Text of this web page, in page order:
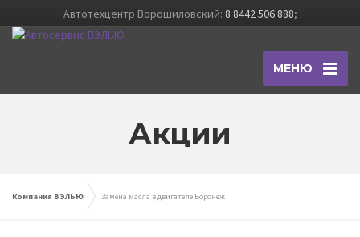
Автотехцентр Ворошиловский: 8 8442 506 888;
МЕНЮ
Акции
Компания ВЭЛЬЮ Замена масла в двигателе Воронеж